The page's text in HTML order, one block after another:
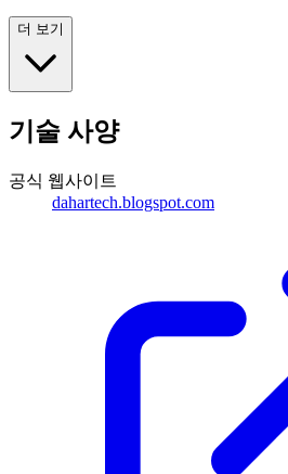
더 보기
기술 사양
공식 웹사이트
dahartech.blogspot.com